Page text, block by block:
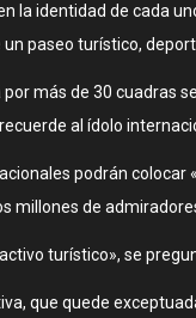
la identidad de cada
paseo turístico,
más de 30
al ídolo
podrán
millones de
turístico», se
que quede